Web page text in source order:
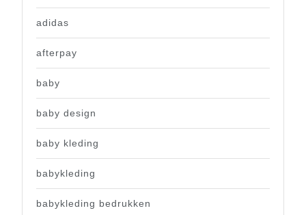
adidas
afterpay
baby
baby design
baby kleding
babykleding
babykleding bedrukken